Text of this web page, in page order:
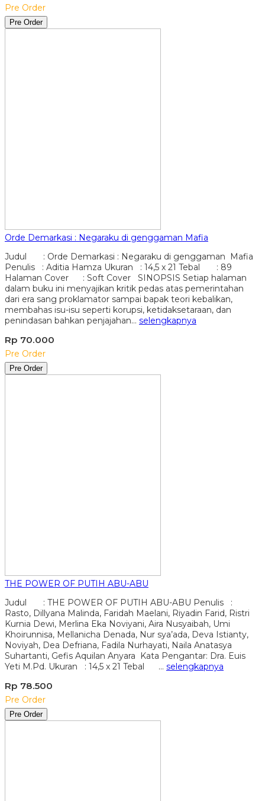
Pre Order
Pre Order
Orde Demarkasi : Negaraku di genggaman Mafia
Judul : Orde Demarkasi : Negaraku di genggaman Mafia
Penulis : Aditia Hamza Ukuran : 14,5 x 21 Tebal : 89
Halaman Cover : Soft Cover SINOPSIS Setiap halaman
dalam buku ini menyajikan kritik pedas atas pemerintahan
dari era sang proklamator sampai bapak teori kebalikan,
membahas isu-isu seperti korupsi, ketidaksetaraan, dan
penindasan bahkan penjajahan… selengkapnya
Rp 70.000
Pre Order
Pre Order
THE POWER OF PUTIH ABU-ABU
Judul : THE POWER OF PUTIH ABU-ABU Penulis :
Rasto, Dillyana Malinda, Faridah Maelani, Riyadin Farid, Ristri
Kurnia Dewi, Merlina Eka Noviyani, Aira Nusyaibah, Umi
Khoirunnisa, Mellanicha Denada, Nur sya’ada, Deva Istianty,
Noviyah, Dea Defriana, Fadila Nurhayati, Naila Anatasya
Suhartanti, Gefis Aquilan Anyara Kata Pengantar: Dra. Euis
Yeti M.Pd. Ukuran : 14,5 x 21 Tebal … selengkapnya
Rp 78.500
Pre Order
Pre Order